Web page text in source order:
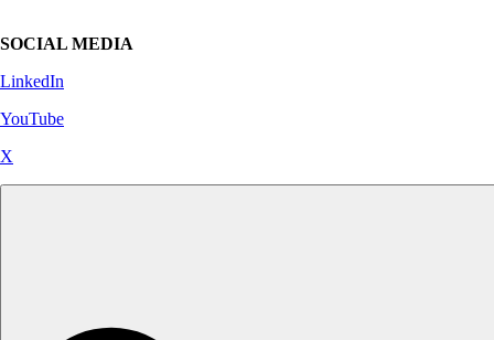
SOCIAL MEDIA
LinkedIn
YouTube
X